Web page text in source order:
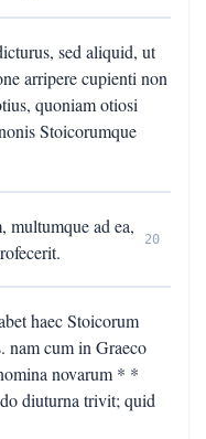
sed aliquid, ut
arripere cupienti non
quoniam otiosi
Stoicorumque
multumque ad ea,
20
haec Stoicorum
nam cum in Graeco
novarum * *
diuturna trivit; quid